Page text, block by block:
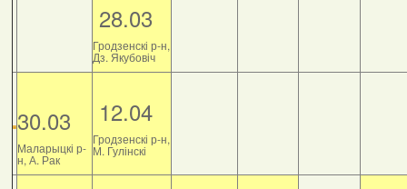
28.03
Гродзенскі р-н,
Дз. Якубовіч
30.03
Маларыцкі р-
н, А. Рак
12.04
Гродзенскі р-н,
М. Гулінскі